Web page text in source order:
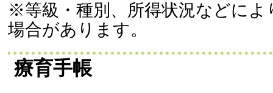
※等級・種別、所得状況などによ
場合があります。
療育手帳